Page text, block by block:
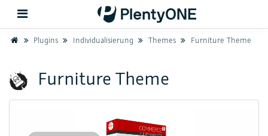
Zurück
Support
HomePlugins Individualisierung Themes Furniture Theme
Furniture Theme